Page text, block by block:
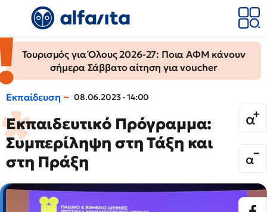
Τουρισμός για Όλους 2026-27: Ποια ΑΦΜ κάνουν
σήμερα Σάββατο αίτηση για voucher
Εκπαίδευση 08.06.2023 - 14:00
Εκπαιδευτικό Πρόγραμμα:
Συμπερίληψη στη Τάξη και
στη Πράξη